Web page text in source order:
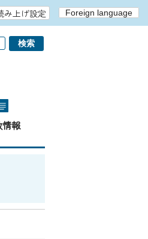
み上げ設定 Foreign language
情報